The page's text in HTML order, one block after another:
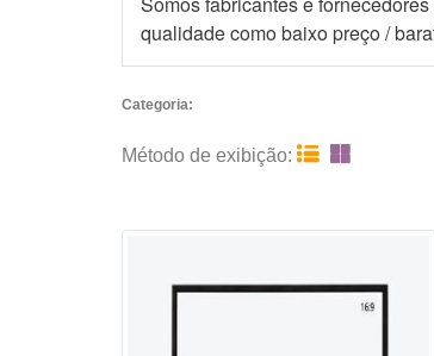
qualidade como baixo preço /
Categoria:
Método de exibição:  